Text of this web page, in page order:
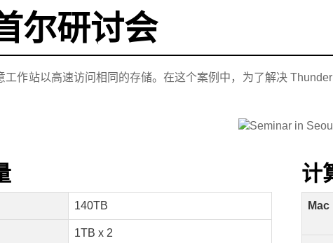
尔研讨会
工作站以高速访问相同的存储。在这个案例中，为了解决
140TB
1TB x 2
计